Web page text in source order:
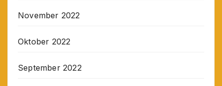
November 2022
Oktober 2022
September 2022